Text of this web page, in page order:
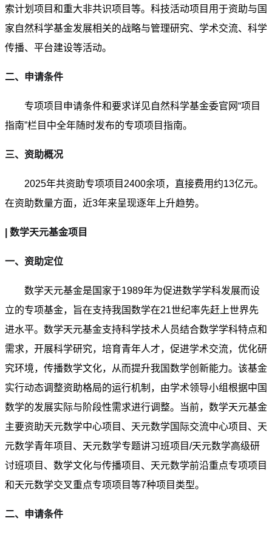
索计划项目和重大非共识项目等。科技活动项目用于资助与国
家自然科学基金发展相关的战略与管理研究、学术交流、科学
传播、平台建设等活动。
二、申请条件
专项项目申请条件和要求详见自然科学基金委官网“项目
指南”栏目中全年随时发布的专项项目指南。
三、资助概况
2025年共资助专项项目2400余项，直接费用约13亿元。
在资助数量方面，近3年来呈现逐年上升趋势。
| 数学天元基金项目
一、资助定位
数学天元基金是国家于1989年为促进数学学科发展而设
立的专项基金，旨在支持我国数学在21世纪率先赶上世界先
进水平。数学天元基金支持科学技术人员结合数学学科特点和
需求，开展科学研究，培育青年人才，促进学术交流，优化研
究环境，传播数学文化，从而提升我国数学创新能力。该基金
实行动态调整资助格局的运行机制，由学术领导小组根据中国
数学的发展实际与阶段性需求进行调整。当前，数学天元基金
主要资助天元数学中心项目、天元数学国际交流中心项目、天
元数学青年项目、天元数学专题讲习班项目/天元数学高级研
讨班项目、数学文化与传播项目、天元数学前沿重点专项项目
和天元数学交叉重点专项项目等7种项目类型。
二、申请条件